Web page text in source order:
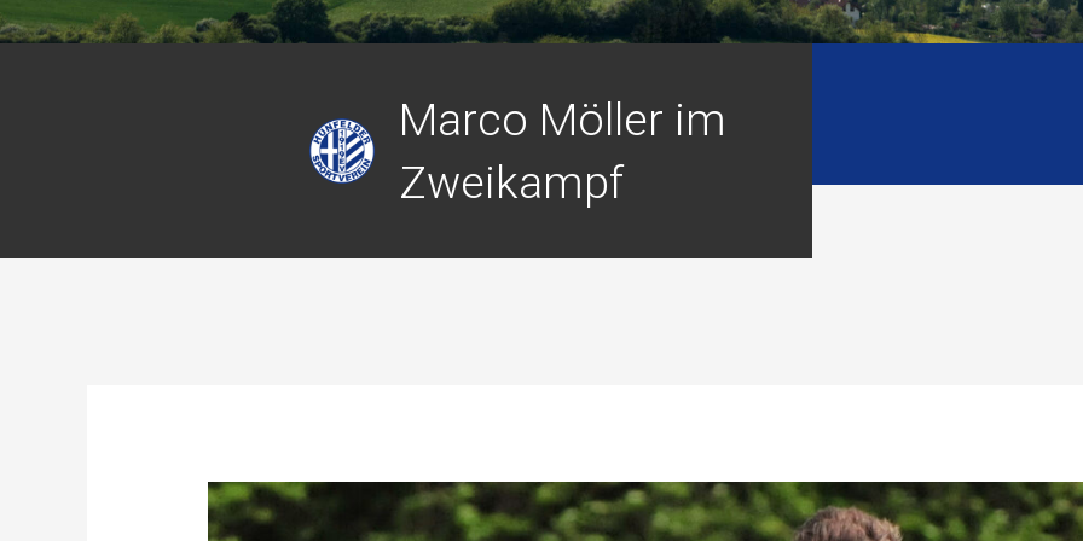
Marco Möller im
Zweikampf